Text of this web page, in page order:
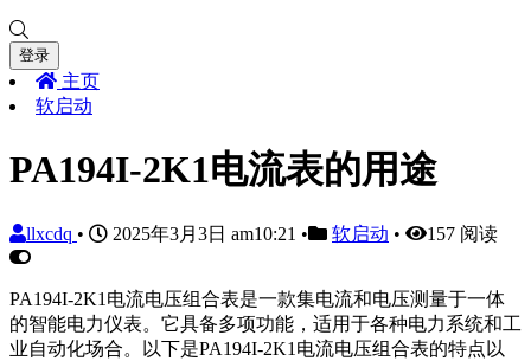
登录
主页
软启动
PA194I-2K1电流表的用途
llxcdq • 2025年3月3日 am10:21 • 软启动 • 157 阅读
PA194I-2K1电流电压组合表是一款集电流和电压测量于一体
的智能电力仪表。它具备多项功能，适用于各种电力系统和工
业自动化场合。以下是PA194I-2K1电流电压组合表的特点以